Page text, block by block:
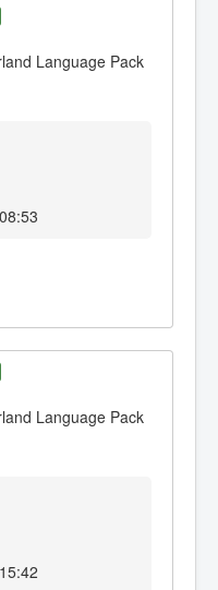
Language Pack
Language Pack